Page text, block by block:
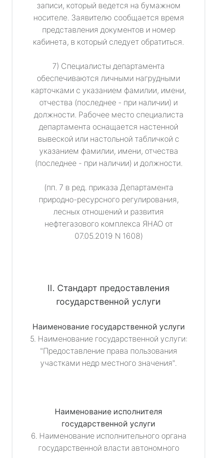
записи, который ведется на бумажном
носителе. Заявителю сообщается время
представления документов и номер
кабинета, в который следует обратиться.
7) Специалисты департамента
обеспечиваются личными нагрудными
карточками с указанием фамилии, имени,
отчества (последнее - при наличии) и
должности. Рабочее место специалиста
департамента оснащается настенной
вывеской или настольной табличкой с
указанием фамилии, имени, отчества
(последнее - при наличии) и должности.
(пп. 7 в ред. приказа Департамента
природно-ресурсного регулирования,
лесных отношений и развития
нефтегазового комплекса ЯНАО от
07.05.2019 N 1608)
II. Стандарт предоставления
государственной услуги
Наименование государственной услуги
5. Наименование государственной услуги:
"Предоставление права пользования
участками недр местного значения".
Наименование исполнителя
государственной услуги
6. Наименование исполнительного органа
государственной власти автономного